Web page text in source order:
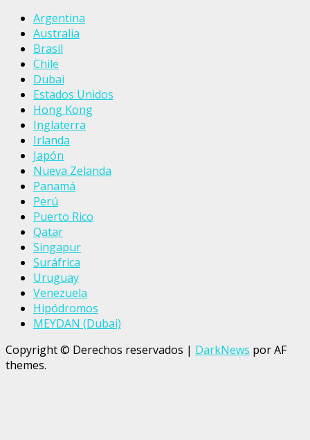
Argentina
Australia
Brasil
Chile
Dubai
Estados Unidos
Hong Kong
Inglaterra
Irlanda
Japón
Nueva Zelanda
Panamá
Perú
Puerto Rico
Qatar
Singapur
Suráfrica
Uruguay
Venezuela
Hipódromos
MEYDAN (Dubai)
Copyright © Derechos reservados | DarkNews por AF
themes.